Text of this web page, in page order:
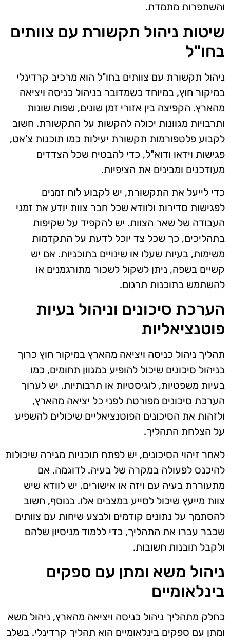
והשתפרות מתמדת.
שיטות ניהול תקשורת עם צוותים
בחו"ל
ניהול תקשורת עם צוותים בחו"ל הוא מרכיב קרדינלי
במיקור חוץ, במיוחד כשמדובר בניהול כניסה ויציאה
מהארץ. הקפיצה בין אזורי זמן שונים, שפות שונות
ותרבויות מגוונות יכולה להקשות על התקשורת. חשוב
לקבוע פלטפורמות תקשורת יעילות כמו תוכנות צ'אט,
פגישות וידאו ודוא"ל, כדי להבטיח שכל הצדדים
מעודכנים ומבינים את הציפיות.
כדי לייעל את התקשורת, יש לקבוע לוח זמנים
לפגישות סדירות ולוודא שכל חבר צוות יודע את זמני
העבודה של שאר הצוות. יש להקפיד על שקיפות
בתהליכים, כך שכל צד יוכל לדעת על התקדמות
משימות, בעיות שעלו או שינויים בתוכניות. אם יש
קשיים בשפה, ניתן לשקול לשכור מתורגמנים או
להשתמש בתוכנות תרגום.
הערכת סיכונים וניהול בעיות
פוטנציאליות
תהליך ניהול כניסה ויציאה מהארץ במיקור חוץ כרוך
בניהול סיכונים שיכול להופיע במגוון תחומים, כמו
בעיות משפטיות, לוגיסטיות או תרבותיות. יש לערוך
הערכת סיכונים מפורטת לפני כל יציאה מהארץ,
ולזהות את הסיכונים הפוטנציאליים שיכולים להשפיע
על הצלחת התהליך.
לאחר זיהוי הסיכונים, יש לפתח תוכניות מגירה שיכולות
להיכנס לפעולה במקרה של בעיה. לדוגמה, אם
מתעוררת בעיה עם ויזה או אישורים, יש לוודא שיש
צוות מייעץ שיכול לסייע במצבים אלו. בנוסף, חשוב
להסתמך על נתונים קודמים ולבצע שיחות עם צוותים
שכבר עברו את התהליך, כדי ללמוד מניסיון שלהם
ולקבל תובנות חשובות.
ניהול משא ומתן עם ספקים
בינלאומיים
כחלק מתהליך ניהול כניסה ויציאה מהארץ, ניהול משא
ומתן עם ספקים בינלאומיים הוא תהליך קרדינלי. בשלב